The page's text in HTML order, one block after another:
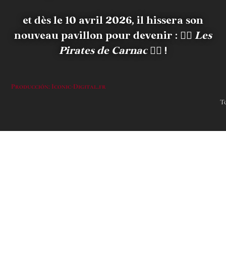
et dès le 10 avril 2026, il hissera son
nouveau pavillon pour devenir : 🏴‍☠️ Les
Pirates de Carnac🏴‍☠️ !
Producción: Iconic-Digital.fr